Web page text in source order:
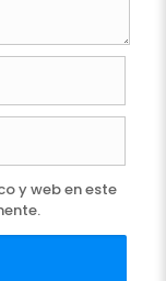
y web en este